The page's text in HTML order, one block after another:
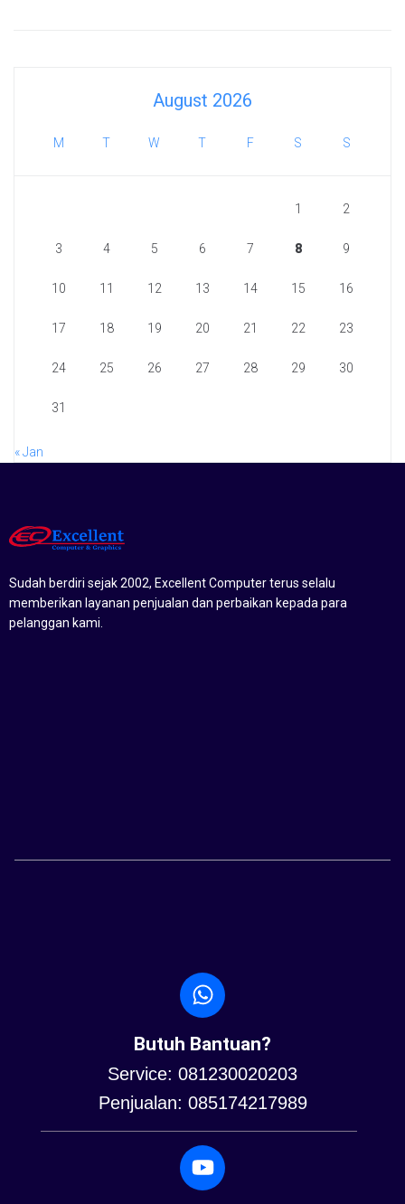
August 2026
M T W T F S S
1 2
3 4 5 6 7 8 9
10 11 12 13 14 15 16
17 18 19 20 21 22 23
24 25 26 27 28 29 30
31
« Jan
Sudah berdiri sejak 2002, Excellent Computer terus selalu
memberikan layanan penjualan dan perbaikan kepada para
pelanggan kami.
Butuh Bantuan?
Service: 081230020203
Penjualan: 085174217989